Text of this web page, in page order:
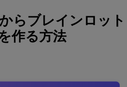
らブレインロット
作る方法